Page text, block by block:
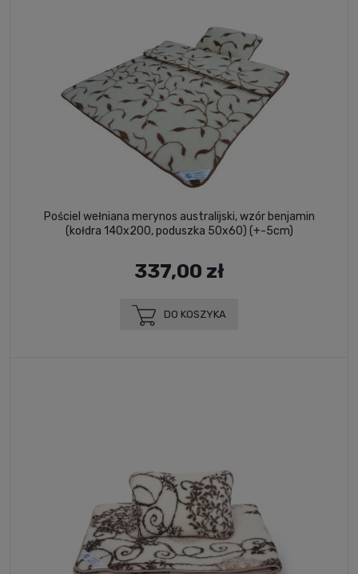
Pościel wełniana merynos australijski, wzór benjamin
(kołdra 140x200, poduszka 50x60) (+-5cm)
337,00 zł
DO KOSZYKA